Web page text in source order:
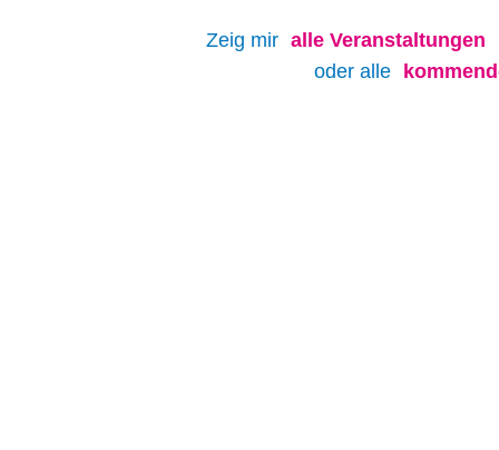
Zeig mir alle Veranstaltungen
oder alle